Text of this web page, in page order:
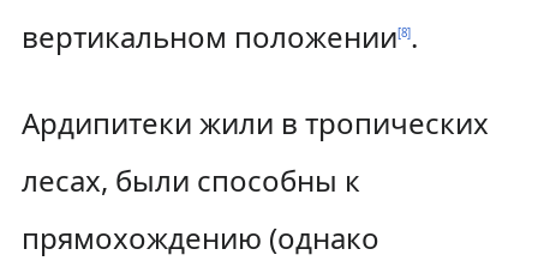
вертикальном положении[8].
Ардипитеки жили в тропических
лесах, были способны к
прямохождению (однако